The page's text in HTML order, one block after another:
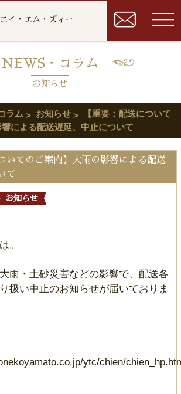
イ・エム・ズィー
NEWS・コラム
お知らせ
ラム お知らせ
【重要：配送について
による配送遅延、中止について
いてのご案内】大雨の影響による配送
て
お知らせ
は。
雨・土砂災害などの影響で、配送各
扱い中止のお知らせが届いておりま
ytc/chien/